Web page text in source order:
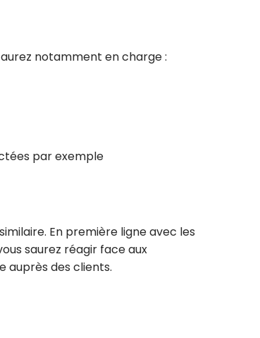
notamment en charge :
par exemple
En première ligne avec les
saurez réagir face aux
auprès des clients.